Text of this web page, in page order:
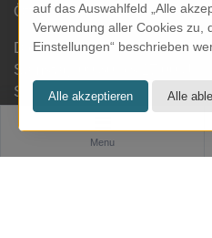
Menu
Öffnungszeiten Laden:
Dienstag bis Freitag: 09.30 bis
Samstag: 09.30 bis 17.00 Uhr
Sonntag & Montag
auf das Auswahlfeld „Alle
Verwendung aller Cookies zu,
Einstellungen“ beschrieben